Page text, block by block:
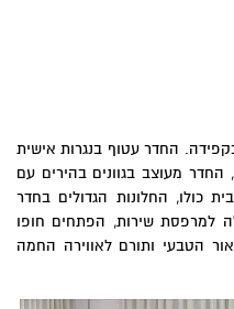
החדר עטוף בנגרות אישית
מעוצב בגוונים בהירים עם
כולו, החלונות הגדולים בחדר
למרפסת שירות, הפתחים חופו
הטבעי ותורם לאווירה החמה